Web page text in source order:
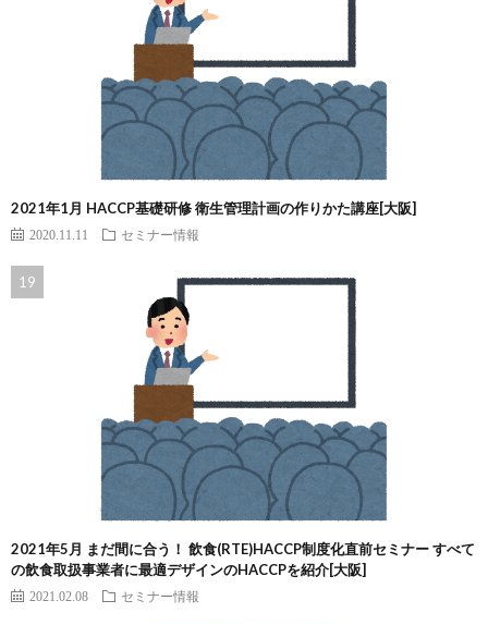
2021年1月 HACCP基礎研修 衛生管理計画の作りかた講座[大阪]
2020.11.11 セミナー情報
2021年5月 まだ間に合う！ 飲食(RTE)HACCP制度化直前セミナー すべて
の飲食取扱事業者に最適デザインのHACCPを紹介[大阪]
2021.02.08 セミナー情報